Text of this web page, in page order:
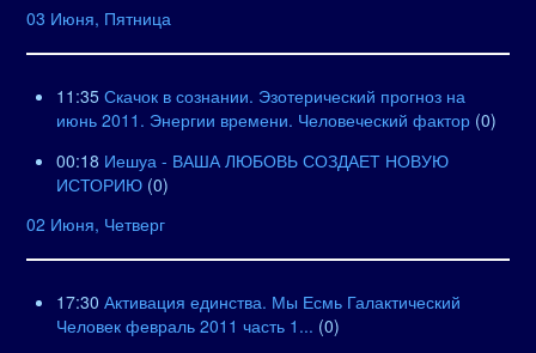
03 Июня, Пятница
11:35 Скачок в сознании. Эзотерический прогноз на
июнь 2011. Энергии времени. Человеческий фактор (0)
00:18 Иешуа - ВАША ЛЮБОВЬ СОЗДАЕТ НОВУЮ
ИСТОРИЮ (0)
02 Июня, Четверг
17:30 Активация единства. Мы Есмь Галактический
Человек февраль 2011 часть 1... (0)